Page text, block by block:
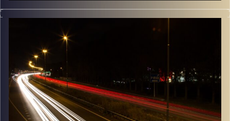
מוזיקה שתלווה אותנו אחרי יום עבודה ארוך ותחזיר אותנו
הביתה בשלום עם עמית נוימן
קרדיט תמונות: